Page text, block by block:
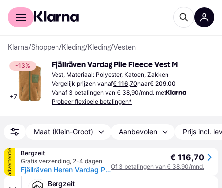
Voor shoppers
Klarna/Shoppen/Kleding/Kleding/Vesten
-13%
+7
Fjällräven Vardag Pile Fleece Vest M
Vest, Materiaal: Polyester, Katoen, Zakken
Vergelijk prijzen vanaf€ 116,70naar€ 209,00
Vanaf 3 betalingen van € 38,90/mnd. met
Probeer flexibele betalingen*
Maat (Klein-Groot) Aanbevolen Prijs incl.
advertentie
Bergzeit
Gratis verzending, 2-4 dagen
Fjällräven Heren Vardag Pile Fleece Bodywarmer - Blauw - L
€ 116,70
Of 3 betalingen van € 38,90/mnd.
Bergzeit